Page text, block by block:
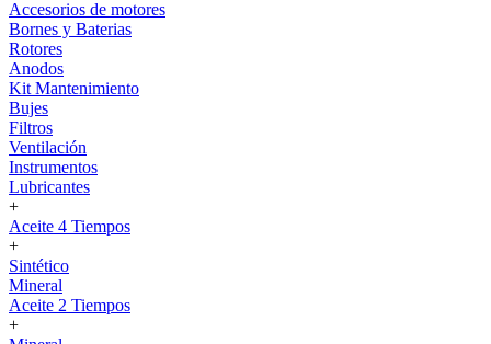
Accesorios de motores
Bornes y Baterias
Rotores
Anodos
Kit Mantenimiento
Bujes
Filtros
Ventilación
Instrumentos
Lubricantes
+
Aceite 4 Tiempos
+
Sintético
Mineral
Aceite 2 Tiempos
+